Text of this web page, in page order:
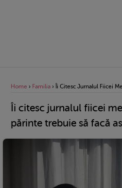
Home › Familia › Îi Citesc Jurnalul Fiicei
Îi citesc jurnalul fiicei
părinte trebuie să facă